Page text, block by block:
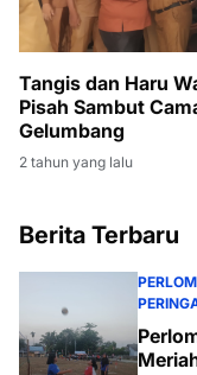
Tangis dan Haru
Pisah Sambut
Gelumbang
2 tahun yang lalu
Berita Terbaru